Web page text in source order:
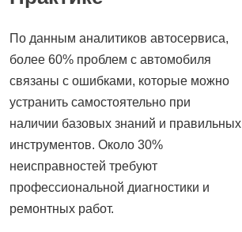
По данным аналитиков автосервиса,
более 60% проблем с автомобиля
связаны с ошибками, которые можно
устранить самостоятельно при
наличии базовых знаний и правильных
инструментов. Около 30%
неисправностей требуют
профессиональной диагностики и
ремонтных работ.